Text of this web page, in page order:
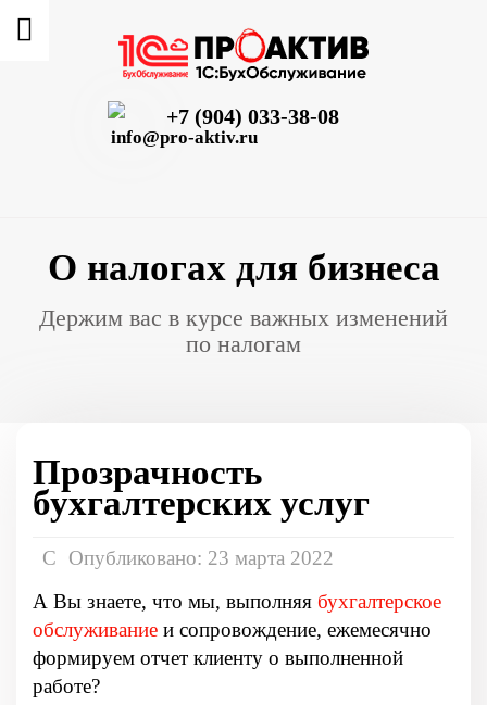
+7 (904) 033-38-08
info@pro-aktiv.ru
О налогах для бизнеса
Держим вас в курсе важных изменений
по налогам
Прозрачность
бухгалтерских услуг
Опубликовано: 23 марта 2022
А Вы знаете, что мы, выполняя бухгалтерское
обслуживание и сопровождение, ежемесячно
формируем отчет клиенту о выполненной
работе?